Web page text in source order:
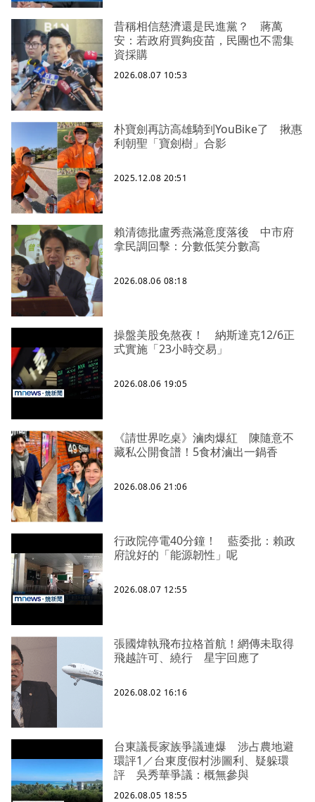
昔稱相信慈濟還是民進黨？ 蔣萬
安：若政府買夠疫苗，民團也不需集
資採購
2026.08.07 10:53
朴寶劍再訪高雄騎到YouBike了 揪惠
利朝聖「寶劍樹」合影
2025.12.08 20:51
賴清德批盧秀燕滿意度落後 中市府
拿民調回擊：分數低笑分數高
2026.08.06 08:18
操盤美股免熬夜！ 納斯達克12/6正
式實施「23小時交易」
2026.08.06 19:05
《請世界吃桌》滷肉爆紅 陳隨意不
藏私公開食譜！5食材滷出一鍋香
2026.08.06 21:06
行政院停電40分鐘！ 藍委批：賴政
府說好的「能源韌性」呢
2026.08.07 12:55
張國煒執飛布拉格首航！網傳未取得
飛越許可、繞行 星宇回應了
2026.08.02 16:16
台東議長家族爭議連爆 涉占農地避
環評1／台東度假村涉圖利、疑躲環
評 吳秀華爭議：概無參與
2026.08.05 18:55